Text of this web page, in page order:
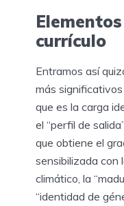
currículo
Entramos así
más
que es la carga
el “perfil de
que obtiene el
sensibilizada con
climático, la
“identidad de